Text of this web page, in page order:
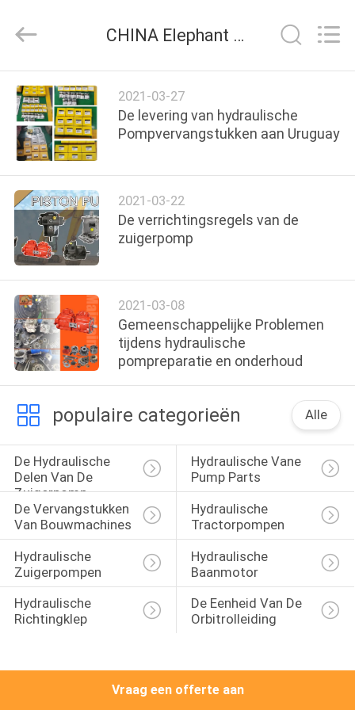
HUIS
PRODUCTEN
ONGEVEER
ONS
FABRIEKSREIS
KWALITEITSCONTROLE
CONTACTEER
ONS
NIEUWS
GEVALLEN
SITEMAP
PRIVACY
POLICY
Fluid
Power
Rights
Reserved.
CHINA Elephant Fluid Power Co.,Ltd bedrijf nieuws
2021-03-27
De levering van hydraulische
Pompvervangstukken aan Uruguay
2021-03-22
De verrichtingsregels van de
zuigerpomp
2021-03-08
Gemeenschappelijke Problemen
tijdens hydraulische
pompreparatie en onderhoud
populaire categorieën Alle
De Hydraulische
Delen Van De
Zuigerpomp
Hydraulische Vane
Pump Parts
De Vervangstukken
Van Bouwmachines
Hydraulische
Tractorpompen
Hydraulische
Zuigerpompen
Hydraulische
Baanmotor
Hydraulische
Richtingklep
De Eenheid Van De
Orbitrolleiding
Vraag een offerte aan